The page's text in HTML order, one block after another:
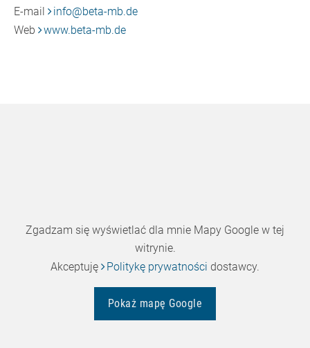
E-mail
info@beta-mb.de
Web
www.beta-mb.de
Zgadzam się wyświetlać dla mnie Mapy Google w tej
witrynie.
Akceptuję
Politykę prywatności dostawcy.
Pokaż mapę Google